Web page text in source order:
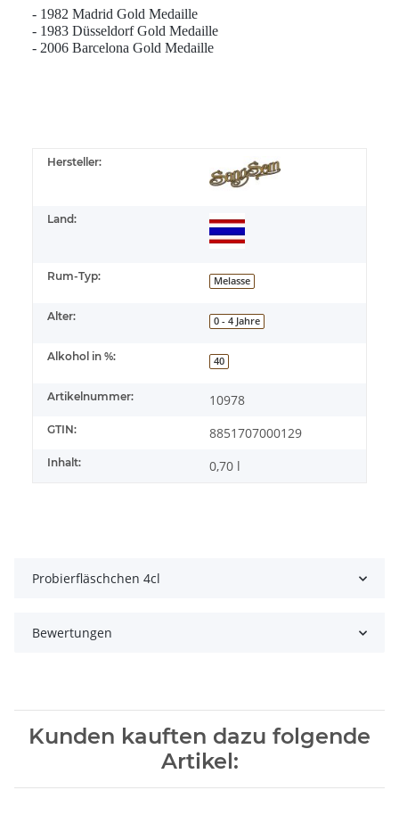
- 1982 Madrid Gold Medaille
- 1983 Düsseldorf Gold Medaille
- 2006 Barcelona Gold Medaille
Hersteller:
Land:
Rum-Typ: Melasse
Alter: 0 - 4 Jahre
Alkohol in %: 40
Artikelnummer: 10978
GTIN: 8851707000129
Inhalt: 0,70 l
Probierfläschchen 4cl
Bewertungen
Kunden kauften dazu folgende
Artikel: